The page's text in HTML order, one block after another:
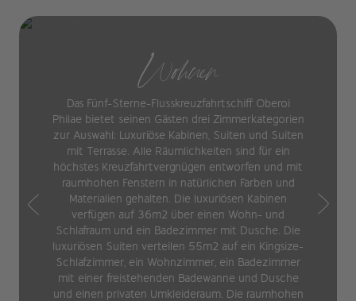
Wohnen
Das Fünf-Sterne-Flusskreuzfahrtschiff Oberoi
Philae bietet seinen Gästen drei Zimmerkategorien
zur Auswahl: Luxuriöse Kabinen, Suiten und Suiten
mit Terrasse. Alle Räumlichkeiten sind für ein
höchstes Kreuzfahrtvergnügen entworfen und mit
raumhohen Fenstern in natürlichen Farben und
Materialien gehalten. Die luxuriösen Kabinen
verfügen auf 36m2 über einen Wohn- und
Schlafraum und ein Badezimmer mit Dusche. Die
luxuriösen Suiten verteilen 55m2 auf ein Kingsize-
Schlafzimmer, ein Wohnzimmer, ein Badezimmer
mit einer freistehenden Badewanne und Dusche
und einen privaten Umkleideraum. Die raumhohen